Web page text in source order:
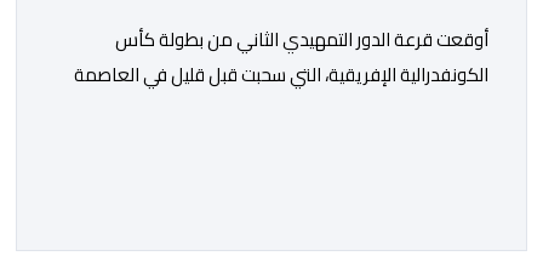
أوقعت قرعة الدور التمهيدي الثاني من بطولة كأس
الكونفدرالية الإفريقية، التي سحبت قبل قليل في العاصمة
واريورز النيجيري ونادي أوديب ممثل […]